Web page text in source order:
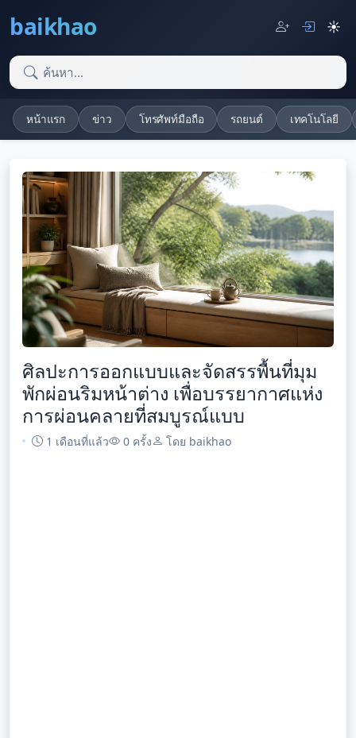
baikhao ☀️
หน้าแรก ข่าว โทรศัพท์มือถือ รถยนต์ เทคโนโลยี
ศิลปะการออกแบบและจัดสรรพื้นที่มุม
พักผ่อนริมหน้าต่าง เพื่อบรรยากาศแห่ง
การผ่อนคลายที่สมบูรณ์แบบ
1 เดือนที่แล้ว 0 ครั้ง โดย baikhao